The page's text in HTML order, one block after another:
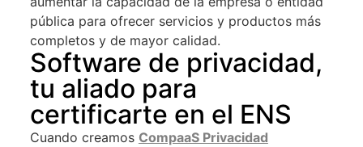
pública para ofrecer servicios y productos más
completos y de mayor calidad.
Software de privacidad,
tu aliado para
certificarte en el ENS
Cuando creamos CompaaS Privacidad